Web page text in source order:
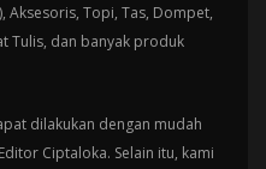
Aksesoris, Topi, Tas, Dompet,
Tulis, dan banyak produk
dilakukan dengan mudah
Ciptaloka. Selain itu, kami